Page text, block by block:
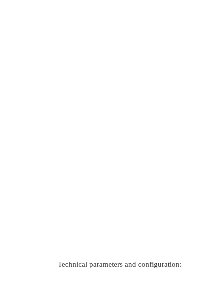
Technical parameters and configuration: